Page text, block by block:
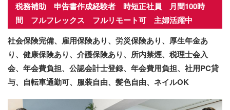
税務補助 申告書作成経験者 時短正社員 月間100時
間 フルフレックス フルリモート可 主婦活躍中
社会保険完備、雇用保険あり、労災保険あり、厚生年金あ
り、健康保険あり、介護保険あり、所内禁煙、税理士会入
会、年会費負担、公認会計士登録、年会費用負担、社用PC貸
与、自転車通勤可、服装自由、髪色自由、ネイルOK